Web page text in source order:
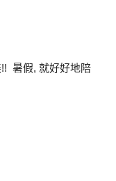
暑假, 就好好地陪